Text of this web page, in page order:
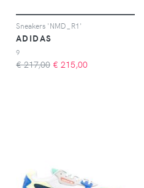
Sneakers 'NMD_R1'
ADIDAS
9
€ 217,00 € 215,00